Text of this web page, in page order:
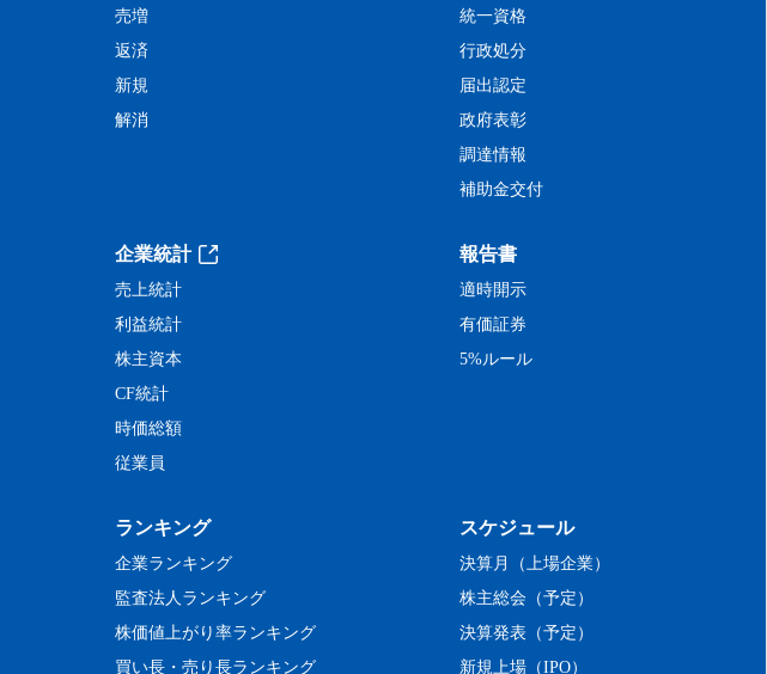
売増
返済
新規
解消
統一資格
行政処分
届出認定
政府表彰
調達情報
補助金交付
企業統計
売上統計
利益統計
株主資本
CF統計
時価総額
従業員
報告書
適時開示
有価証券
5%ルール
ランキング
企業ランキング
監査法人ランキング
株価値上がり率ランキング
買い長・売り長ランキング
スケジュール
決算月（上場企業）
株主総会（予定）
決算発表（予定）
新規上場（IPO）